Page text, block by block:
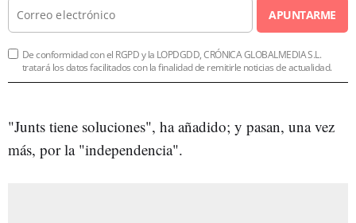
APUNTARME
De conformidad con el RGPD y la LOPDGDD, CRÓNICA GLOBALMEDIA S.L.
tratará los datos facilitados con la finalidad de remitirle noticias de actualidad.
"Junts tiene soluciones", ha añadido; y pasan, una vez
más, por la "independencia".